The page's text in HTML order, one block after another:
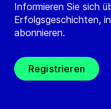
Informieren Sie sich
Erfolgsgeschichten,
abonnieren.
Registrieren